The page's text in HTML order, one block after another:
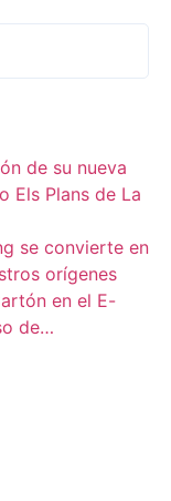
de su nueva
Els Plans de La
se convierte en
orígenes
en el E-
de…